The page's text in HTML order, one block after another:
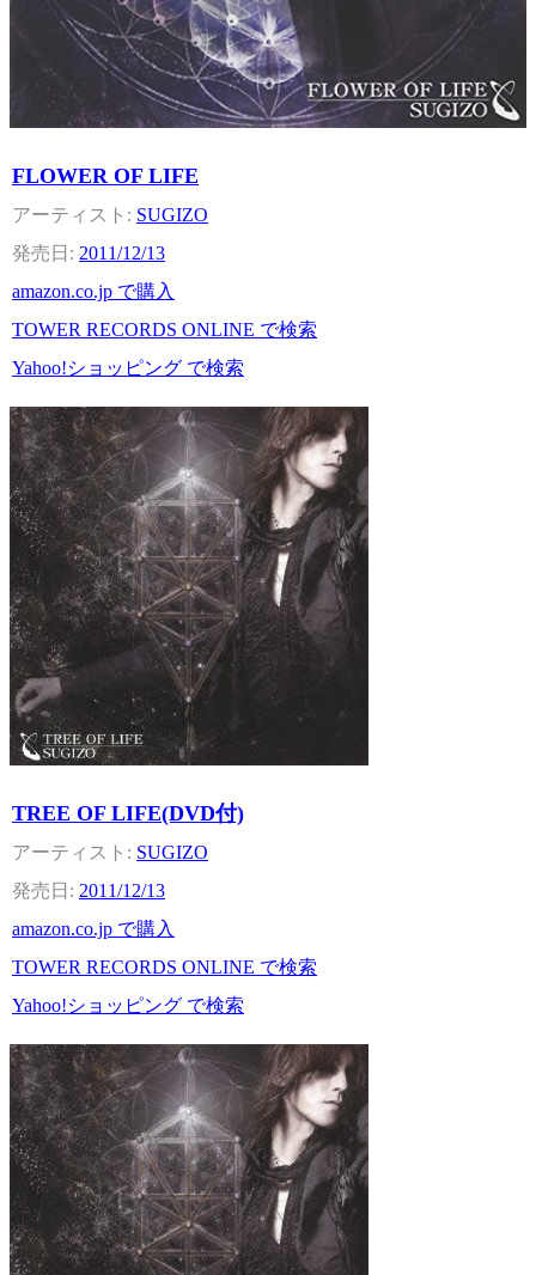
FLOWER OF LIFE
SUGIZO
2011/12/13
amazon.co.jp で購入
TOWER RECORDS ONLINE で検索
Yahoo!ショッピング で検索
TREE OF LIFE(DVD付)
SUGIZO
2011/12/13
amazon.co.jp で購入
TOWER RECORDS ONLINE で検索
Yahoo!ショッピング で検索